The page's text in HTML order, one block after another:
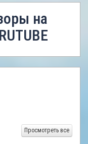
на
Просмотреть все